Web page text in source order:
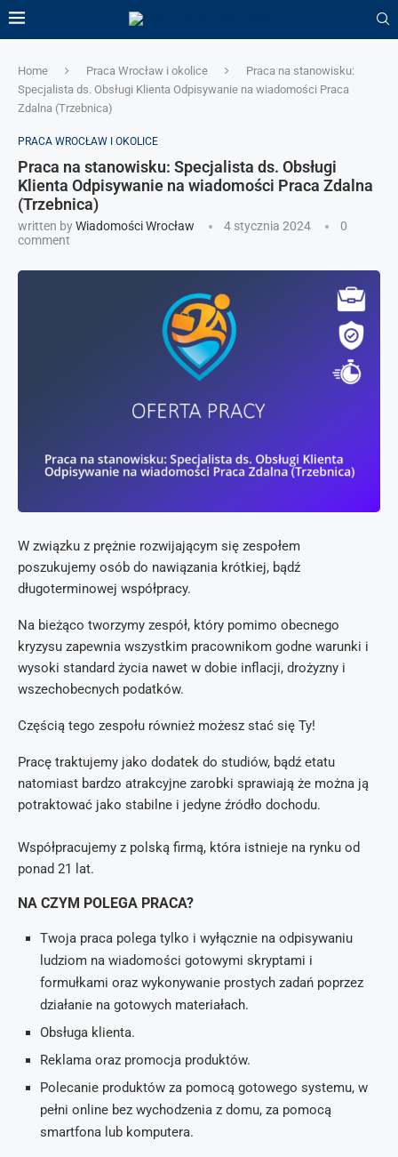
Home Praca Wrocław i okolice
Praca na stanowisku:
Specjalista ds. Obsługi Klienta Odpisywanie na wiadomości Praca
Zdalna (Trzebnica)
PRACA WROCŁAW I OKOLICE
Praca na stanowisku: Specjalista ds. Obsługi
Klienta Odpisywanie na wiadomości Praca Zdalna
(Trzebnica)
written byWiadomości Wrocław 4 stycznia 2024
0
comment
W związku z prężnie rozwijającym się zespołem
poszukujemy osób do nawiązania krótkiej, bądź
długoterminowej współpracy.
Na bieżąco tworzymy zespół, który pomimo obecnego
kryzysu zapewnia wszystkim pracownikom godne warunki i
wysoki standard życia nawet w dobie inflacji, drożyzny i
wszechobecnych podatków.
Częścią tego zespołu również możesz stać się Ty!
Pracę traktujemy jako dodatek do studiów, bądź etatu
natomiast bardzo atrakcyjne zarobki sprawiają że można ją
potraktować jako stabilne i jedyne źródło dochodu.
Współpracujemy z polską firmą, która istnieje na rynku od
ponad 21 lat.
NA CZYM POLEGA PRACA?
Twoja praca polega tylko i wyłącznie na odpisywaniu
ludziom na wiadomości gotowymi skryptami i
formułkami oraz wykonywanie prostych zadań poprzez
działanie na gotowych materiałach.
Obsługa klienta.
Reklama oraz promocja produktów.
Polecanie produktów za pomocą gotowego systemu, w
pełni online bez wychodzenia z domu, za pomocą
smartfona lub komputera.